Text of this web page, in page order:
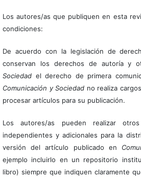
Los autores/as que publiquen en esta
condiciones:
De acuerdo con la legislación de
conservan los derechos de autoría y
Sociedadel derecho de primera
Comunicación y Sociedad no realiza
procesar artículos para su publicación.
Los autores/as pueden realizar
independientes y adicionales para la
versión del artículo publicado en
ejemplo incluirlo en un repositorio
libro) siempre que indiquen claramente